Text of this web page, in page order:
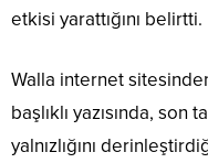
etkisi yarattığını belirtti.
Walla internet
başlıklı yazısında, son
yalnızlığını